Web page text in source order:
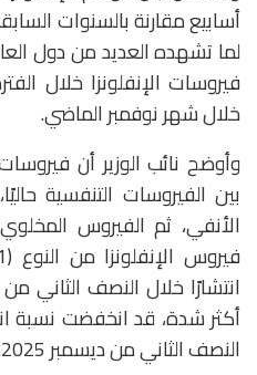
أسابيع مقارنة بالسنوات
لما تشهده العديد من دول
فيروسات الإنفلونزا خلال
خلال شهر نوفمبر الماضي.
وأوضح نائب الوزير أن فيروسات
بين الفيروسات التنفسية
الأنفي، ثم الفيروس
النصف الثاني من ديسمبر 2025.